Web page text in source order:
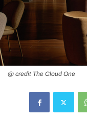
@ credit The Cloud One